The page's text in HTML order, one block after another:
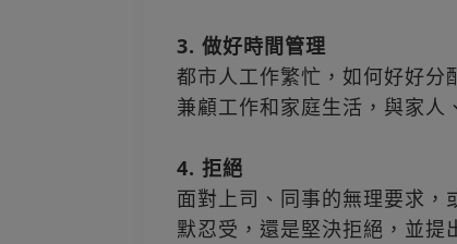
3. 做好時間管理
都市人工作繁忙，如何好好分
兼顧工作和家庭生活，與家人
4. 拒絕
面對上司、同事的無理要求，
默忍受，還是堅決拒絕，並提